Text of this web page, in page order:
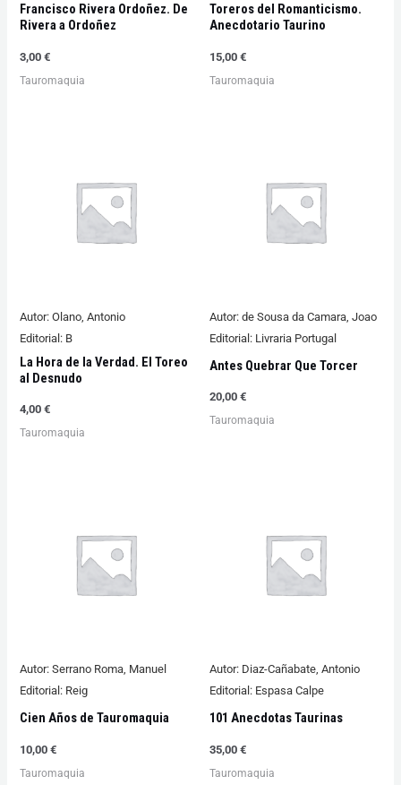
Francisco Rivera Ordoñez. De
Rivera a Ordoñez
3,00€
Tauromaquia
Toreros del Romanticismo.
Anecdotario Taurino
15,00 €
Tauromaquia
Autor: Olano, Antonio
Editorial: B
La Hora de la Verdad. El Toreo
al Desnudo
4,00€
Tauromaquia
Autor: de Sousa da Camara, Joao
Editorial: Livraria Portugal
Antes Quebrar Que Torcer
20,00 €
Tauromaquia
Autor: Serrano Roma, Manuel
Editorial: Reig
Cien Años de Tauromaquia
10,00€
Tauromaquia
Autor: Diaz-Cañabate, Antonio
Editorial: Espasa Calpe
101 Anecdotas Taurinas
35,00 €
Tauromaquia